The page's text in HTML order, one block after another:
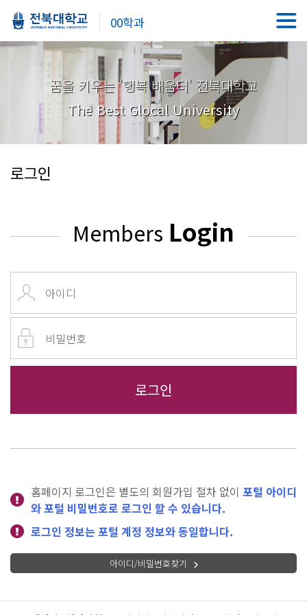
00학과
꿈을 키우는 '행복 배움터' 전북대학교
The Best Glocal University
로그인
Members Login
홈페이지 로그인은 별도의 회원가입 절차 없이 포털 아이디
와 포털 비밀번호로 로그인 할 수 있습니다.
로그인 정보는 포털 계정 정보와 동일합니다.
아이디/비밀번호찾기